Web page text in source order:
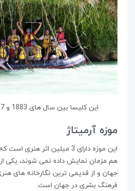
این کلیسا بین سال های 1883 و 1907 ساخته شد.
موزه آرمیتاژ
این موزه دارای 3 میلین اثر
هم مزمان نمایش داده نمی شوند، یکی
جهان و از قدیمی ترین نگارخانه های
فرهنگ بشری در جهان است.